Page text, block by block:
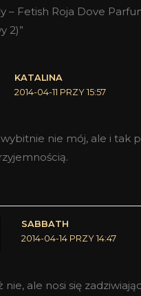
– Fetish Roja Dove
2)”
KATALINA
2014-04-11 PRZY 15:57
nie mój, ale i tak
SABBATH
2014-04-14 PRZY 14:47
nie, ale nosi się